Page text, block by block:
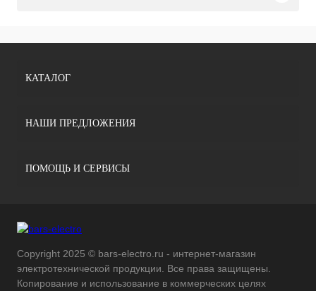
КАТАЛОГ
НАШИ ПРЕДЛОЖЕНИЯ
ПОМОЩЬ И СЕРВИСЫ
Copyright 2025 © bars-electro.ru - интернет-магазин
электротехнической продукции. Все права защищены.
Копирование и использование в коммерческих целях